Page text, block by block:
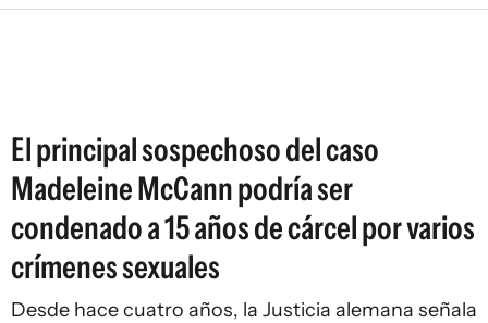
ARGENTINA
El principal sospechoso del caso
Madeleine McCann podría ser
condenado a 15 años de cárcel por varios
crímenes sexuales
Desde hace cuatro años, la Justicia alemana señala